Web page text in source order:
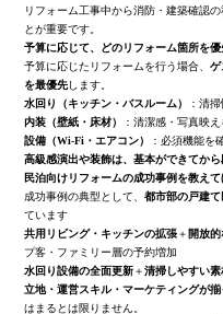
リフォーム工事中から消防・建築確認の
とが重要です。
予算に応じて、どのリフォーム箇所を優
予算に応じたリフォームを行う場合、ゲ
を最優先します。
水回り（キッチン・バスルーム）
：清
内装（壁紙・床材）
：清潔感・写真映
設備（Wi-Fi・エアコン）
：必須機能を
高級感演出や装飾は、基本ができてか
民泊向けリフォームの成功事例を教え
成功事例の典型として、都市部の戸建
ています
共用リビング・キッチンの拡張＋ 開放
プ客・ファミリー層の予約増加
水回り設備の全面更新＋清掃しやすい素
立地・運営スキル・マーケティングが
はまるとは限りません。